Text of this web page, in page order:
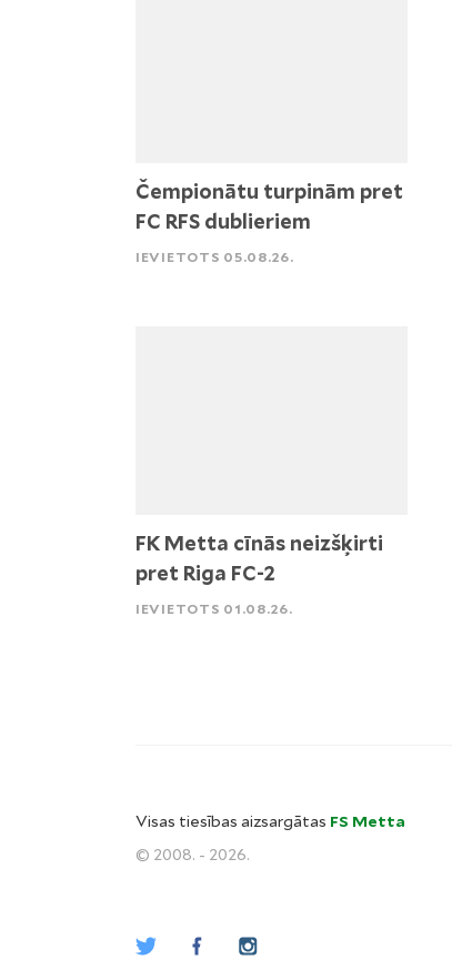
Čempionātu turpinām pret
FC RFS dublieriem
IEVIETOTS 05.08.26.
FK Metta cīnās neizšķirti
pret Riga FC-2
IEVIETOTS 01.08.26.
Visas tiesības aizsargātas FS Metta
© 2008. - 2026.